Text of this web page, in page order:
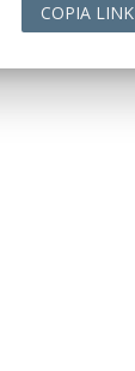
COPIA LINK